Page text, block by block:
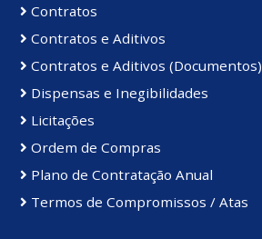
Contratos
Contratos e Aditivos
Contratos e Aditivos (Documentos)
Dispensas e Inegibilidades
Licitações
Ordem de Compras
Plano de Contratação Anual
Termos de Compromissos / Atas